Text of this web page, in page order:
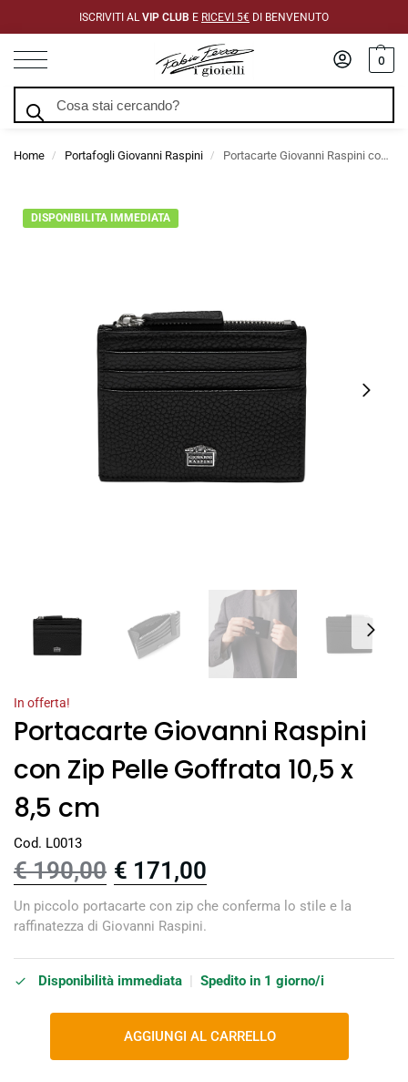
ISCRIVITI AL VIP CLUB E RICEVI 5€ DI BENVENUTO
0
Home / Portafogli Giovanni Raspini / Portacarte Giovanni Raspini con Zip Pelle Goffrata 10,5 x 8,5 cm
DISPONIBILITA IMMEDIATA
In offerta!
Portacarte Giovanni Raspini
con Zip Pelle Goffrata 10,5 x
8,5 cm
Cod. L0013
€190,00 € 171,00
Un piccolo portacarte con zip che conferma lo stile e la
raffinatezza di Giovanni Raspini.
Disponibilità immediata Spedito in 1 giorno/i
AGGIUNGI AL CARRELLO